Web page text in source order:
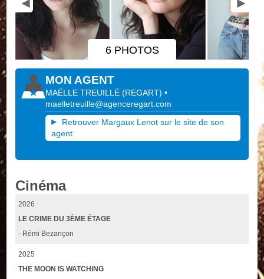
6 PHOTOS
MON AGENT
MAËLLE TREUILLÉ (REGART)•
maelletreuille@agenceregart.com
Retrouver Margaux Lenot sur le site de son
agent
Cinéma
2026
LE CRIME DU 3ÈME ÉTAGE
- Rémi Bezançon
2025
THE MOON IS WATCHING